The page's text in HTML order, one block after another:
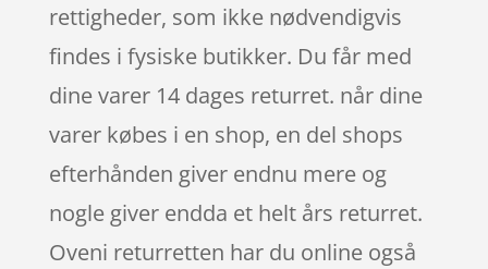
rettigheder, som ikke nødvendigvis
findes i fysiske butikker. Du får med
dine varer 14 dages returret. når dine
varer købes i en shop, en del shops
efterhånden giver endnu mere og
nogle giver endda et helt års returret.
Oveni returretten har du online også